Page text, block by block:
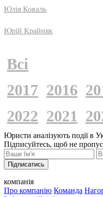
Юлія Коваль
Юрій Крайняк
Всі
2016
2017
2021
2022
Юристи аналізують події в
Підписуйтесь, щоб не
Підписатись
компанія
Про компанію Команда